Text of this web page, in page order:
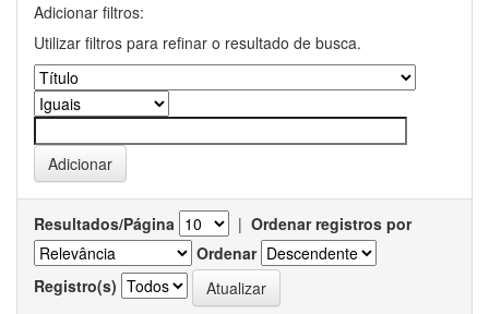
Adicionar filtros:
Utilizar filtros para refinar o resultado de busca.
Resultados/Página | Ordenar registros por
Ordenar
Registro(s)